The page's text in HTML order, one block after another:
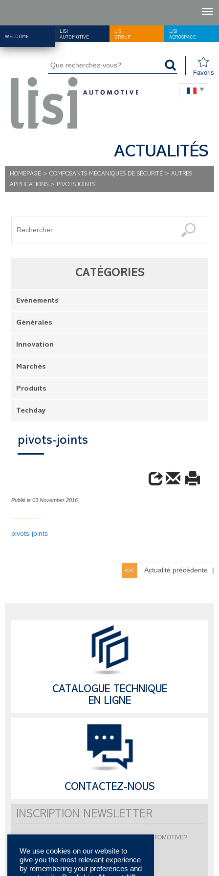
WELCOME
LISI
AUTOMOTIVE
LISI
GROUP
LISI
AEROSPACE
Favoris
ACTUALITÉS
HOMEPAGE > COMPOSANTS MÉCANIQUES DE SÉCURITÉ > AUTRES
APPLICATIONS > PIVOTS-JOINTS
CATÉGORIES
Evénements
Générales
Innovation
Marchés
Produits
Techday
pivots-joints
Publié le 03 November 2016
pivots-joints
Actualité précédente |
CATALOGUE TECHNIQUE
EN LIGNE
CONTACTEZ-NOUS
INSCRIPTION NEWSLETTER
Vous souhaitez être informé de l'actualité de LISI AUTOMOTIVE?
Inscrivez-vous pour recevoir notre newsletter
We use cookies on our website to
give you the most relevant experience
by remembering your preferences and